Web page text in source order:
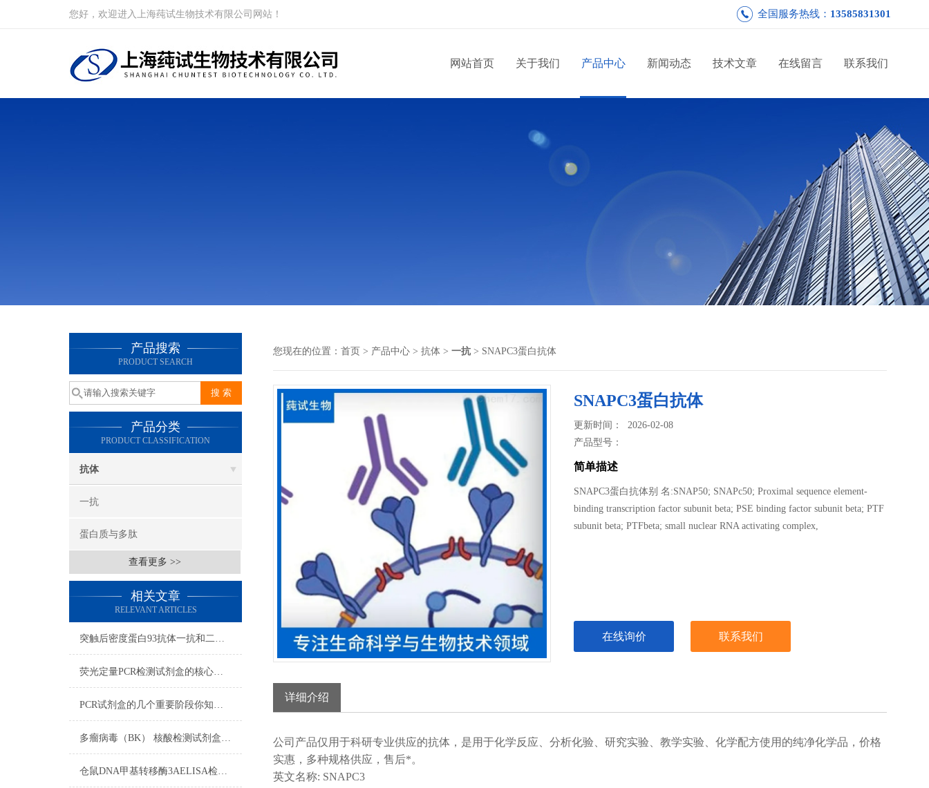
您好，欢迎进入上海莼试生物技术有限公司网站！ 全国服务热线： 13585831301
网站首页 关于我们 产品中心 新闻动态 技术文章 在线留言 联系我们
产品搜索
PRODUCT SEARCH
产品分类
PRODUCT CLASSIFICATION
抗体
一抗
蛋白质与多肽
查看更多 >>
相关文章
RELEVANT ARTICLES
突触后密度蛋白93抗体一抗和二抗的区别
荧光定量PCR检测试剂盒的核心在于“实时”与“定量”
PCR试剂盒的几个重要阶段你知道吗？
多瘤病毒（BK） 核酸检测试剂盒（PCR-荧光探针法）反应流程常规程序
仓鼠DNA甲基转移酶3AELISA检测试剂盒​使用注意说明
您现在的位置： 首页 > 产品中心 > 抗体 > 一抗 > SNAPC3蛋白抗体
SNAPC3蛋白抗体
更新时间： 2026-02-08
产品型号：
简单描述
SNAPC3蛋白抗体别 名:SNAP50; SNAPc50; Proximal sequence element-
binding transcription factor subunit beta; PSE binding factor subunit beta; PTF
subunit beta; PTFbeta; small nuclear RNA activating complex,
在线询价 联系我们
详细介绍
公司 产品仅用于科研专业供应的抗体，是用于化学反应、分析化验、研究实验、教学实验、化学配方使用的纯净化学品，价格
实惠，多种规格供应，售后*。
英文名称: SNAPC3